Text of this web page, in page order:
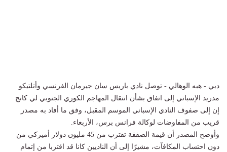
دبي - هبه الوهالي - توصل نادي باريس سان جيرمان الفرنسي وأتلتيكو
مدريد الإسباني إلى اتفاق بشأن انتقال المهاجم الكوري الجنوبي لي كانج
إن إلى صفوف النادي الإسباني الموسم المقبل، وفق ما أفاد به مصدر
قريب من المفاوضات لوكالة فرانس برس، الأربعاء.
وأوضح المصدر أن قيمة الصفقة تقترب من 45 مليون دولار أميركي من
دون احتساب المكافآت، مشيرًا إلى أن الناديين كانا قد اقتربا من إتمام